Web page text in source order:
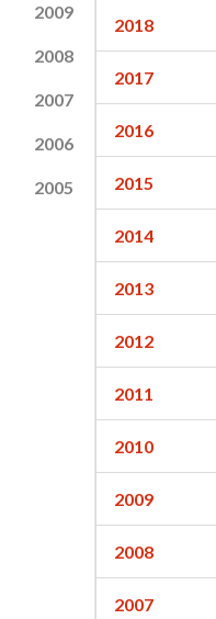
2009
2008
2007
2006
2005
2018
2017
2016
2015
2014
2013
2012
2011
2010
2009
2008
2007